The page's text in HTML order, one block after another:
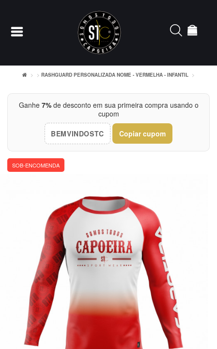
Entrar
ACESSÓRIOS
MOLETONS
INFANTIL
OFERTAS
RASHGUARD PERSONALIZADA NOME - VERMELHA - INFANTIL
Ganhe 7%de desconto em sua primeira compra usando o
cupom
BEMVINDOSTC Copiar cupom
SOB-ENCOMENDA